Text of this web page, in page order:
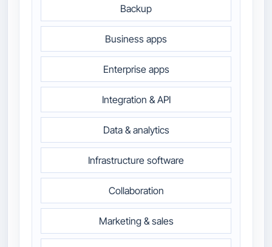
Backup
Business apps
Enterprise apps
Integration & API
Data & analytics
Infrastructure software
Collaboration
Marketing & sales